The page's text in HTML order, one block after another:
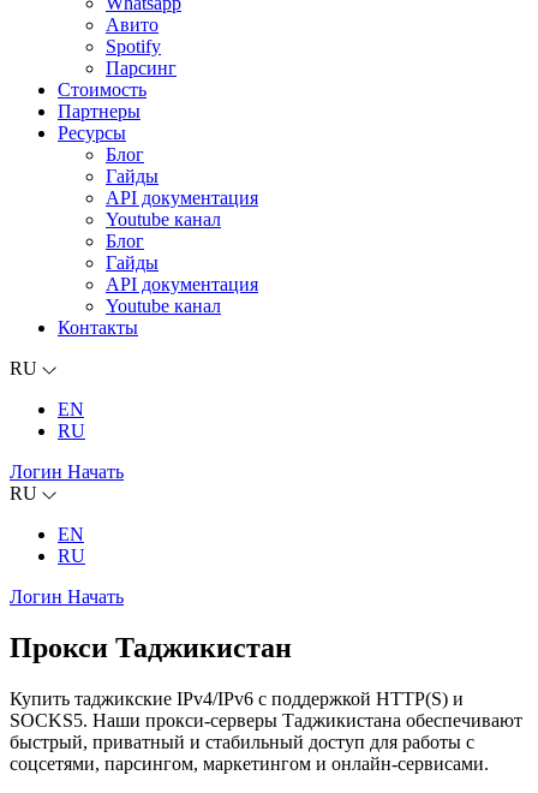
Авито
Spotify
Парсинг
Стоимость
Партнеры
Ресурсы
Блог
Гайды
API документация
Youtube канал
Блог
Гайды
API документация
Youtube канал
Контакты
RU
EN
RU
Логин Начать
RU
EN
RU
Логин Начать
Прокси Таджикистан
Купить таджикские IPv4/IPv6 с поддержкой HTTP(S) и
SOCKS5. Наши прокси-серверы Таджикистана обеспечивают
быстрый, приватный и стабильный доступ для работы с
соцсетями, парсингом, маркетингом и онлайн-сервисами.